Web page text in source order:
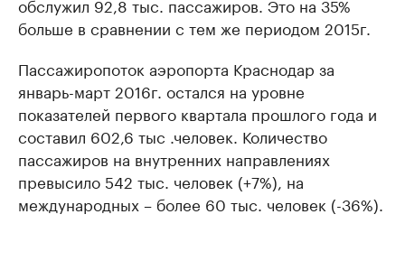
больше в сравнении с тем же периодом 2015г.
Пассажиропоток аэропорта Краснодар за
январь-март 2016г. остался на уровне
показателей первого квартала прошлого года и
составил 602,6 тыс .человек. Количество
пассажиров на внутренних направлениях
превысило 542 тыс. человек (+7%), на
международных – более 60 тыс. человек (-36%).